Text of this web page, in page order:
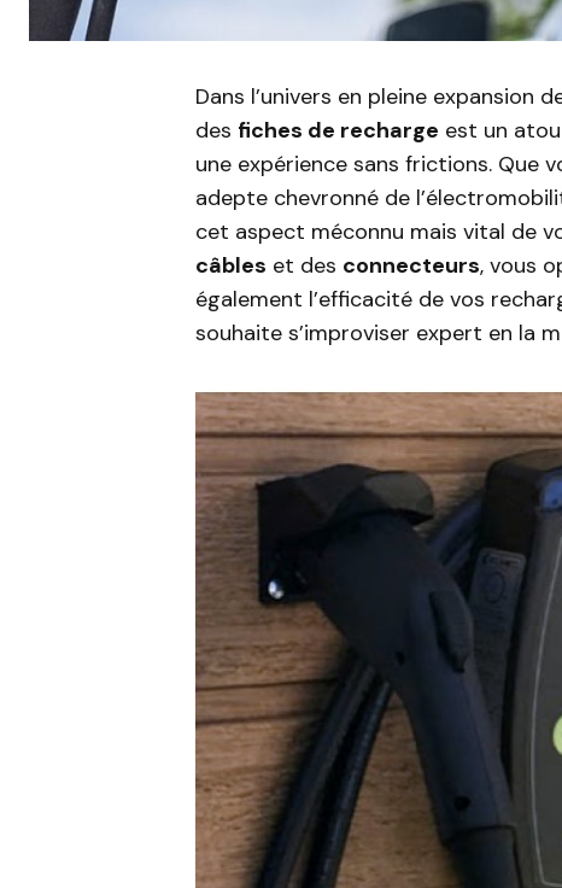
Dans l’univers en pleine expansion
des fiches de recharge est un
une expérience sans frictions. Que
adepte chevronné de
cet aspect méconnu mais vital de
câbles et des connecteurs, vous
également l’efficacité de vos
souhaite s’improviser expert en la